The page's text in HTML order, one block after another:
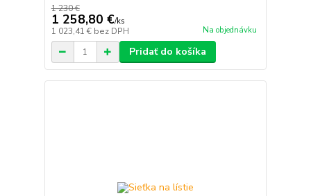
1 230 €
1 258,80 €/ks
1 023,41 € bez DPH Na objednávku
Pridať do košíka